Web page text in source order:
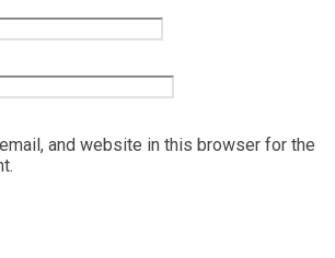
and website in this browser for the